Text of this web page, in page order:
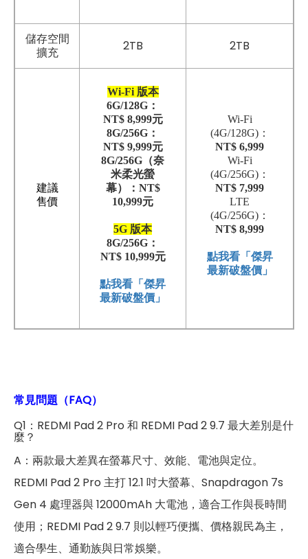
儲存空間
擴充
2TB 2TB
建議
售價
Wi-Fi 版本
6G/128G：
NT$ 8,999元
8G/256G：
NT$ 9,999元
8G/256G（奈
米柔光螢
幕）：NT$
10,999元
5G 版本
8G/256G：
NT$ 10,999元
點我看「傑昇
最新破盤價」
Wi-Fi
(4G/128G)：
NT$ 6,999
Wi-Fi
(4G/256G)：
NT$ 7,999
LTE
(4G/256G)：
NT$ 8,999
點我看「傑昇
最新破盤價」
常見問題（FAQ）
Q1：REDMI Pad 2 Pro 和 REDMI Pad 2 9.7 最大差別是什
麼？
A：兩款最大差異在螢幕尺寸、效能、電池與定位。
REDMI Pad 2 Pro 主打 12.1 吋大螢幕、Snapdragon 7s
Gen 4 處理器與 12000mAh 大電池，適合工作與長時間
使用；REDMI Pad 2 9.7 則以輕巧便攜、價格親民為主，
適合學生、通勤族與日常娛樂。